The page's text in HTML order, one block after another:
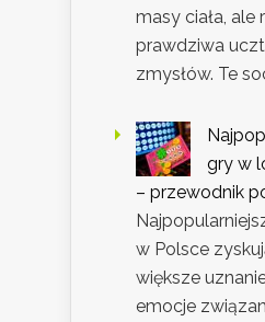
masy ciała, ale
prawdziwa
zmysłów. Te
gry w
– przewodnik
w Polsce
większe
emocje